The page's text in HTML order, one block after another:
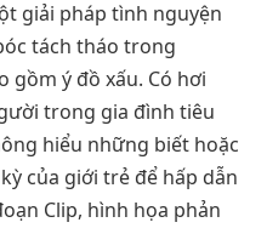
giải pháp tình nguyện
tách tháo trong
gồm ý đồ xấu. Có hơi
trong gia đình tiêu
hiểu những biết hoặc
của giới trẻ để hấp dẫn
Clip, hình họa phản